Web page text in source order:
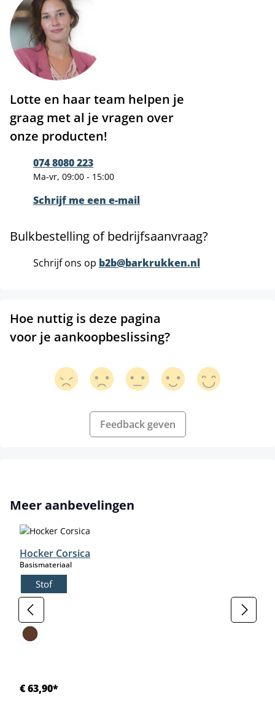
Lotte en haar team helpen je
graag met al je vragen over
onze producten!
074 8080 223
Ma-vr, 09:00 - 15:00
Schrijf me een e-mail
Bulkbestelling of bedrijfsaanvraag?
Schrijf ons op b2b@barkrukken.nl
Hoe nuttig is deze pagina
voor je aankoopbeslissing?
Feedback geven
Productgalerij overslaan
Meer aanbevelingen
Hocker Corsica
Basismateriaalselect
Stof
Kleur
€ 63,90*